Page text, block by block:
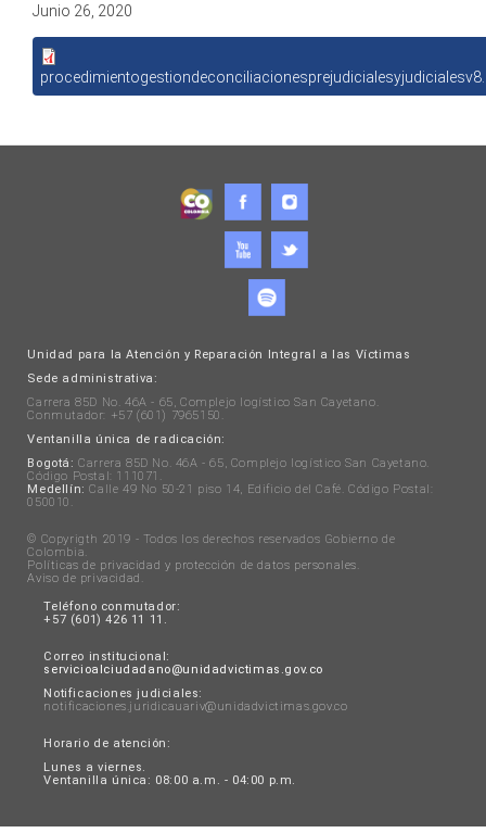
Junio 26, 2020
Unidad para la Atención y Reparación Integral a las Víctimas
Sede administrativa:
Carrera 85D No. 46A - 65, Complejo logístico San Cayetano.
Conmutador: +57 (601) 7965150.
Ventanilla única de radicación:
Bogotá: Carrera 85D No. 46A - 65, Complejo logístico San Cayetano.
Código Postal: 111071.
Medellín: Calle 49 No 50-21 piso 14, Edificio del Café. Código Postal:
050010.
© Copyrigth 2019 - Todos los derechos reservados Gobierno de
Colombia.
Políticas de privacidad y protección de datos personales.
Aviso de privacidad .
Teléfono conmutador:
+57 (601) 426 11 11.
Correo institucional:
servicioalciudadano@unidadvictimas.gov.co
Notificaciones judiciales:
notificaciones.juridicauariv@unidadvictimas.gov.co
Horario de atención:
Lunes a viernes.
Ventanilla única: 08:00 a.m. - 04:00 p.m.